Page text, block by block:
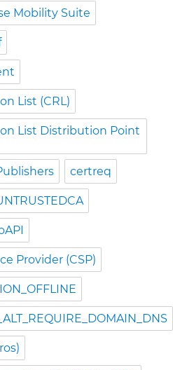
Mobility Suite
List (CRL)
List Distribution Point
certreq
Provider (CSP)